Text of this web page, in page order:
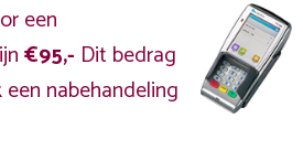
een
€95,- Dit bedrag
een nabehandeling